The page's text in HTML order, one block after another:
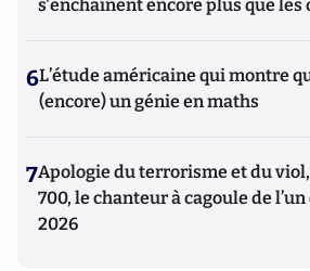
s'enchaînent encore plus que les
6L’étude américaine qui montre
(encore) un génie en maths
7Apologie du terrorisme et du
700, le chanteur à cagoule de l’un
2026